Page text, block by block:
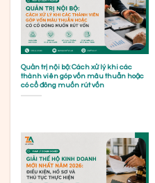
Quản trị nội bộ: Cách xử lý khi các
thành viên góp vốn mâu thuẫn hoặc
có cổ đông muốn rút vốn